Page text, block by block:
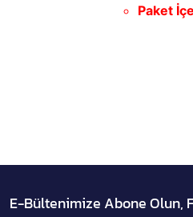
Paket
E-Bültenimize Abone Olun,